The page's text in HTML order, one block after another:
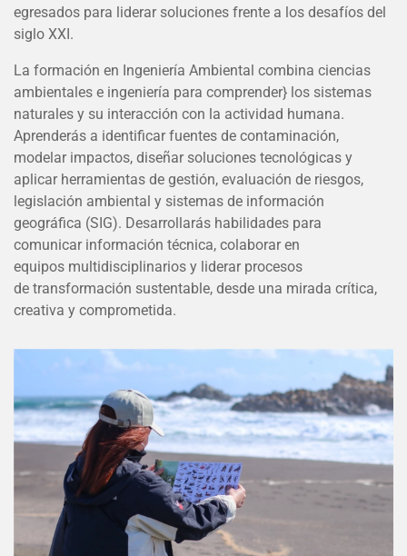
egresados para liderar soluciones frente a los desafíos del
siglo XXI.
La formación en Ingeniería Ambiental combina ciencias
ambientales e ingeniería para comprender} los sistemas
naturales y su interacción con la actividad humana.
Aprenderás a identificar fuentes de contaminación,
modelar impactos, diseñar soluciones tecnológicas y
aplicar herramientas de gestión, evaluación de riesgos,
legislación ambiental y sistemas de información
geográfica (SIG). Desarrollarás habilidades para
comunicar información técnica, colaborar en
equipos multidisciplinarios y liderar procesos
de transformación sustentable, desde una mirada crítica,
creativa y comprometida.